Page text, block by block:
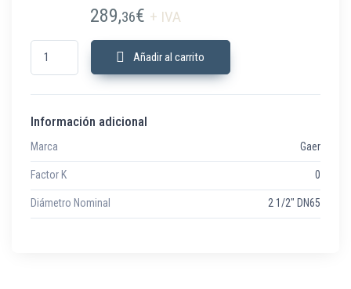
289,36€ + IVA
190717310 Válvula compuerta NRS-F 21 bar 2.5" DN65 B/B FM&UL
Añadir al carrito
Información adicional
Marca Gaer
Factor K 0
Diámetro Nominal 2 1/2" DN65